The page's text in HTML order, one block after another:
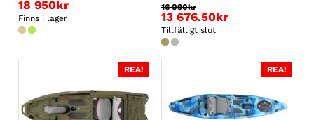
Det
ursprungliga
priset
950kr.
18 950kr
Det
nuvarande
18
Finns i lager
16 090kr
13 676.50kr
Tillfälligt slut
REA! REA!